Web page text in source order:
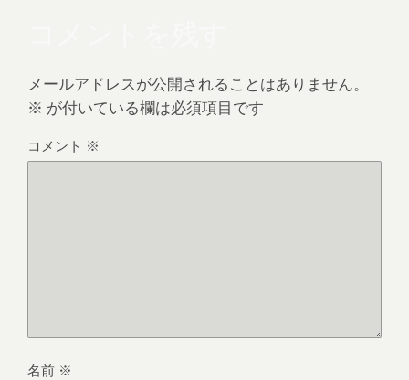
メールアドレスが公開されることはありません。
※ が付いている欄は必須項目です
コメント ※
名前 ※